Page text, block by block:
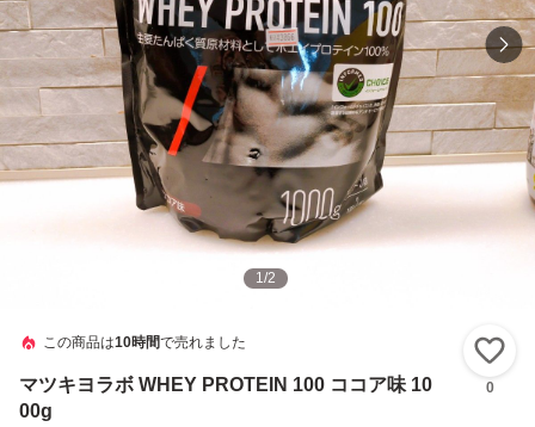
1/2
この商品は10時間で売れました
マツキヨラボ WHEY PROTEIN 100 ココア味 10
00g
0